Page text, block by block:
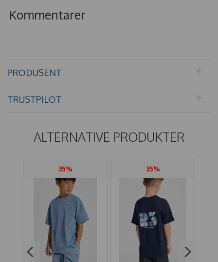
Kommentarer
PRODUSENT
TRUSTPILOT
ALTERNATIVE PRODUKTER
35% 35%